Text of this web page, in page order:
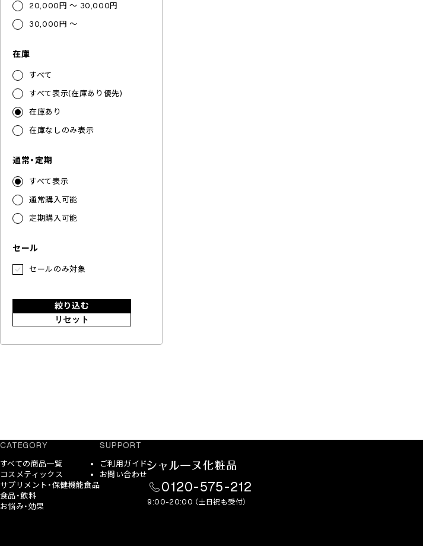
20,000円 ～ 30,000円
30,000円 ～
在庫
すべて
すべて表示(在庫あり優先)
在庫あり
在庫なしのみ表示
通常・定期
すべて表示
通常購入可能
定期購入可能
セール
セールのみ対象
絞り込む
リセット
CATEGORY
すべての商品一覧
コスメティックス
サプリメント・保健機能食品
食品・飲料
お悩み・効果
SUPPORT
ご利用ガイド
お問い合わせ
0120-575-212
9:00-20:00 （土日祝も受付）